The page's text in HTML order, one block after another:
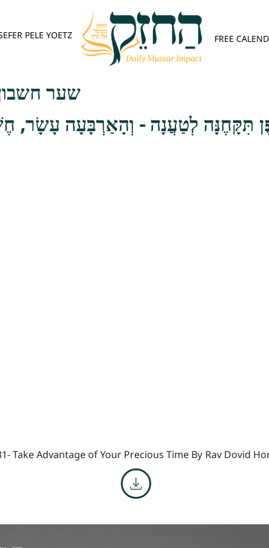
PELE YOETZ FREE
שער
תִּקָּחֶנָּה לְטַעֲנָה - וְהָאַרְבָּעָה עָשָׂר,
Take Advantage of Your Precious Time By Rav Dovid